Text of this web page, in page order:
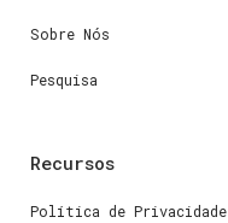
Sobre Nós
Pesquisa
Recursos
Política de Privacidade